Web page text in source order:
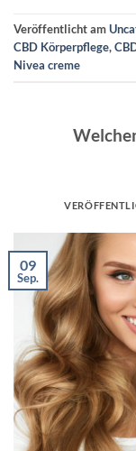
Veröffentlicht am
CBD Körperpflege,
Nivea creme
09
Sep.